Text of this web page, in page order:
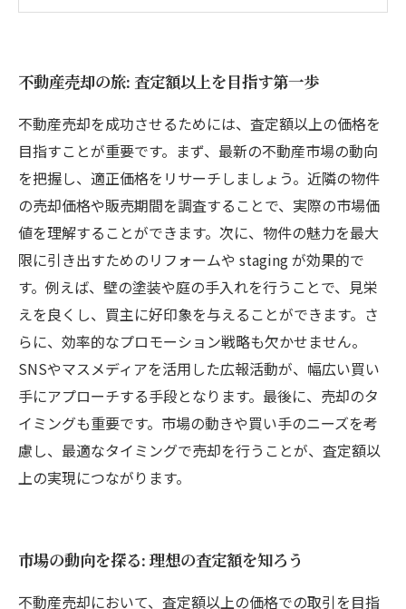
査定額以上の売却実現: 最後のまとめと成功への
道
不動産売却の旅: 査定額以上を目指す第一歩
不動産売却を成功させるためには、査定額以上の価格を
目指すことが重要です。まず、最新の不動産市場の動向
を把握し、適正価格をリサーチしましょう。近隣の物件
の売却価格や販売期間を調査することで、実際の市場価
値を理解することができます。次に、物件の魅力を最大
限に引き出すためのリフォームや staging が効果的で
す。例えば、壁の塗装や庭の手入れを行うことで、見栄
えを良くし、買主に好印象を与えることができます。さ
らに、効率的なプロモーション戦略も欠かせません。
SNSやマスメディアを活用した広報活動が、幅広い買い
手にアプローチする手段となります。最後に、売却のタ
イミングも重要です。市場の動きや買い手のニーズを考
慮し、最適なタイミングで売却を行うことが、査定額以
上の実現につながります。
市場の動向を探る: 理想の査定額を知ろう
不動産売却において、査定額以上の価格での取引を目指